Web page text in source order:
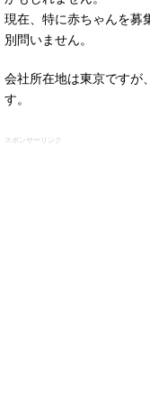
現在、特に赤ちゃんを募
別問いません。
会社所在地は東京ですが
す。
スポンサーリンク